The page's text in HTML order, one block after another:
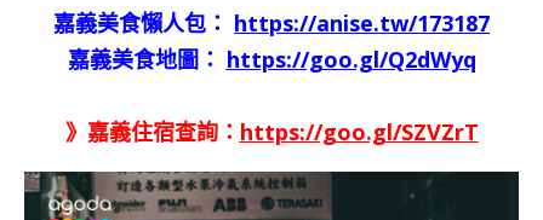
嘉義美食懶人包： https://anise.tw/173187
嘉義美食地圖： https://goo.gl/Q2dWyq
》嘉義住宿查詢： https://goo.gl/SZVZrT